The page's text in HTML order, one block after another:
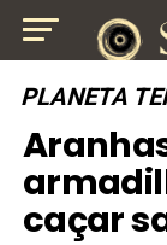
PLANETA
caçar